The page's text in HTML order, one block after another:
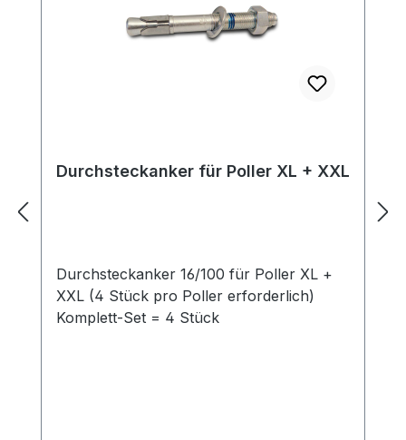
Durchsteckanker für Poller XL + XXL
Durchsteckanker 16/100 für Poller XL +
XXL (4 Stück pro Poller erforderlich)
Komplett-Set = 4 Stück